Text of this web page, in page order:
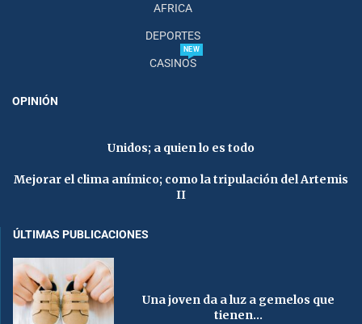
AFRICA
DEPORTES
CASINOS
NEW
OPINIÓN
Unidos; a quien lo es todo
Mejorar el clima anímico; como la tripulación del Artemis
II
ÚLTIMAS PUBLICACIONES
Una joven da a luz a gemelos que
tienen...